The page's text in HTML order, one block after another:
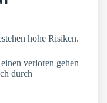
hohe Risiken.
verloren gehen
durch